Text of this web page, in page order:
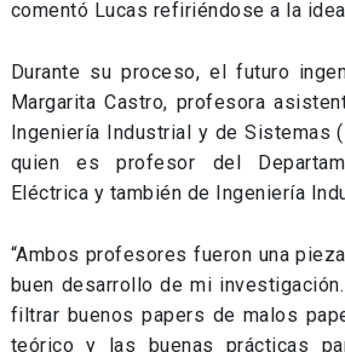
comentó Lucas refiriéndose a la
Durante su proceso, el futuro
Margarita Castro, profesora
Ingeniería Industrial y de Sistemas
quien es profesor del
Eléctrica y también de Ingeniería
“Ambos profesores fueron una
buen desarrollo de mi
filtrar buenos papers de malos
teórico y las buenas prácticas